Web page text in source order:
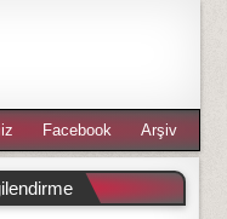
Facebook Arşiv